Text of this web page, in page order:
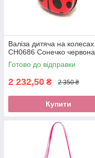
Валіза дитяча на колесах
CH0686 Сонечко червона
Готово до відправки
2 232,50 ₴ 2 350 ₴
Купити